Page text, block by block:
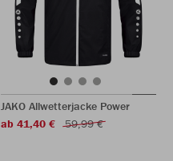
JAKO Allwetterjacke Power
ab 41,40 €
59,99 €